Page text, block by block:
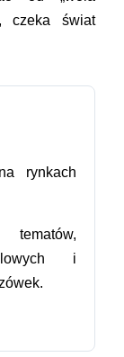
czeka świat
rynkach
i